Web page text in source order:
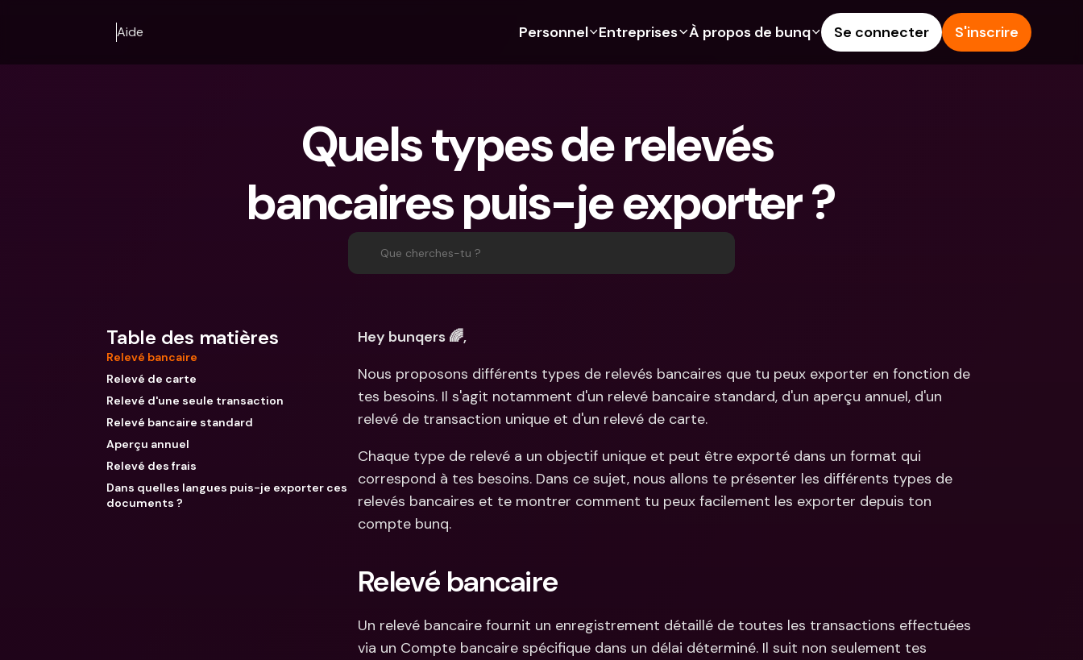
Aide Personnel
Pour les expats
Pour les couples
Abonnements
bancaires
bunq Free
bunq Elite
Cartes de crédit
Crypto
Comptes communs
Paiements
Comptes bancaires
internationaux & devises
étrangères
Entreprises
Pour les freelances
Pour les PME
Abonnements
bancaires
bunq Free
Cartes de crédit
Devises étrangères & IBANs
Retraits et dépôts aux
distributeurs
Intégrations
Comptes bancaires
internationaux & devises
À propos de bunq
Durabilité
Presse
Signaler un problème
Nous contacter
Documents légaux
Se connecter S'inscrire
Quels types de relevés
bancaires puis-je exporter ?
Que cherches-tu ?
Table des matières
Relevé bancaire
Relevé de carte
Relevé d'une seule transaction
Relevé bancaire standard
Aperçu annuel
Relevé des frais
Dans quelles langues puis-je exporter ces
documents ?
Hey bunqers 🌈,
Nous proposons différents types de relevés bancaires que tu peux exporter en fonction de
tes besoins. Il s'agit notamment d'un relevé bancaire standard, d'un aperçu annuel, d'un
relevé de transaction unique et d'un relevé de carte.
Chaque type de relevé a un objectif unique et peut être exporté dans un format qui
correspond à tes besoins. Dans ce sujet, nous allons te présenter les différents types de
relevés bancaires et te montrer comment tu peux facilement les exporter depuis ton
compte bunq.
Relevé bancaire
Un relevé bancaire fournit un enregistrement détaillé de toutes les transactions effectuées
via un Compte bancaire spécifique dans un délai déterminé. Il suit non seulement tes